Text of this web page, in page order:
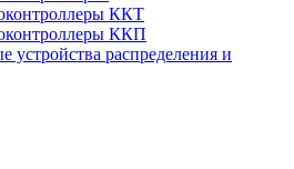
ККТ
ККП
устройства распределения и